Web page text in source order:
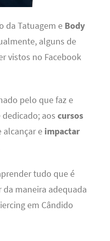
da Tatuagem e Body
alguns de
vistos no Facebook
pelo que faz e
aos cursos
e impactar
tudo que é
da maneira adequada
em Cândido